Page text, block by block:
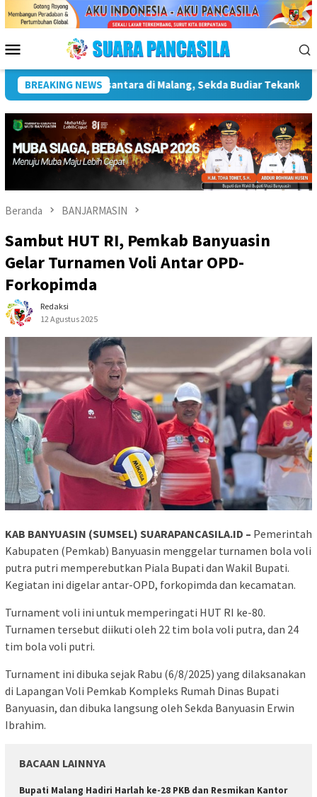
Menu
Mobile
BREAKING NEWS
Infrastruktur Kebudayaan Wakil Wali Kota Lepas
Beranda BANJARMASIN
Sambut HUT RI, Pemkab Banyuasin
Gelar Turnamen Voli Antar OPD-
Forkopimda
Redaksi
12 Agustus 2025
KAB BANYUASIN (SUMSEL) SUARAPANCASILA.ID – Pemerintah
Kabupaten (Pemkab) Banyuasin menggelar turnamen bola voli
putra putri memperebutkan Piala Bupati dan Wakil Bupati.
Kegiatan ini digelar antar-OPD, forkopimda dan kecamatan.
Turnament voli ini untuk memperingati HUT RI ke-80.
Turnamen tersebut diikuti oleh 22 tim bola voli putra, dan 24
tim bola voli putri.
Turnament ini dibuka sejak Rabu (6/8/2025) yang dilaksanakan
di Lapangan Voli Pemkab Kompleks Rumah Dinas Bupati
Banyuasin, dan dibuka langsung oleh Sekda Banyuasin Erwin
Ibrahim.
BACAAN LAINNYA
Bupati Malang Hadiri Harlah ke-28 PKB dan Resmikan Kantor